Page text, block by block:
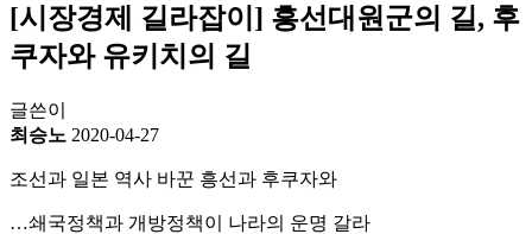
[시장경제 길라잡이] 흥선대원군의 길, 후
쿠자와 유키치의 길
글쓴이
최승노 2020-04-27
조선과 일본 역사 바꾼 흥선과 후쿠자와
…쇄국정책과 개방정책이 나라의 운명 갈라